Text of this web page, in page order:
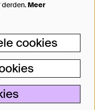
Bellevue
ook steunen, van
van jouw
producent.
derden. Meer
cookies